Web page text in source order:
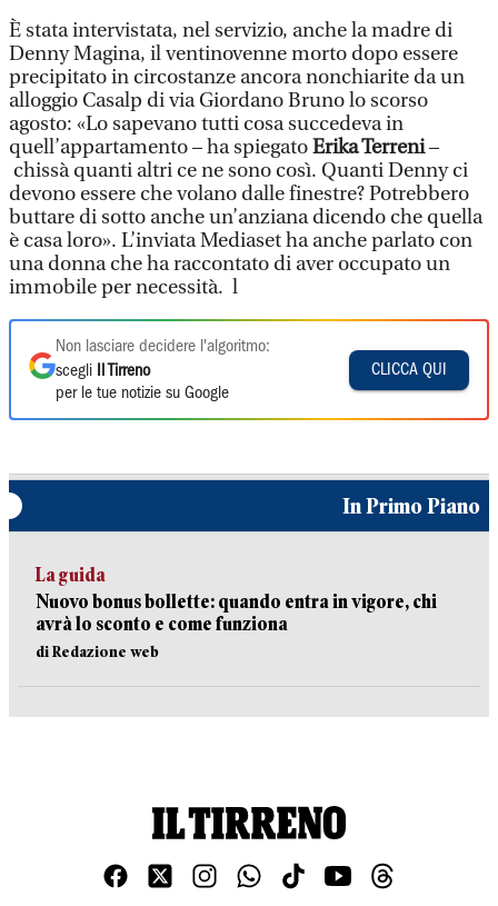
È stata intervistata, nel servizio, anche la madre di
Denny Magina, il ventinovenne morto dopo essere
precipitato in circostanze ancora nonchiarite da un
alloggio Casalp di via Giordano Bruno lo scorso
agosto: «Lo sapevano tutti cosa succedeva in
quell’appartamento – ha spiegatoErika Terreni–
chissà quanti altri ce ne sono così. Quanti Denny ci
devono essere che volano dalle finestre? Potrebbero
buttare di sotto anche un’anziana dicendo che quella
è casa loro». L’inviata Mediaset ha anche parlato con
una donna che ha raccontato di aver occupato un
immobile per necessità. l
Non lasciare decidere l'algoritmo:
scegli
Il Tirreno
per le tue notizie su Google
CLICCA QUI
In Primo Piano
La guida
Nuovo bonus bollette: quando entra in vigore, chi
avrà lo sconto e come funziona
di Redazione web